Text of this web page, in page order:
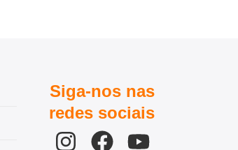
Siga-nos nas
redes sociais